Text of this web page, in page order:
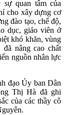
quan tâm của
cho xây dựng cơ
đào tạo, chế độ,
dục, giáo viên ở
khó khăn, vùng
nâng cao chất
nguồn nhân lực
đạo Ủy ban Dân
Thị Hà đã ghi
của các thầy cô